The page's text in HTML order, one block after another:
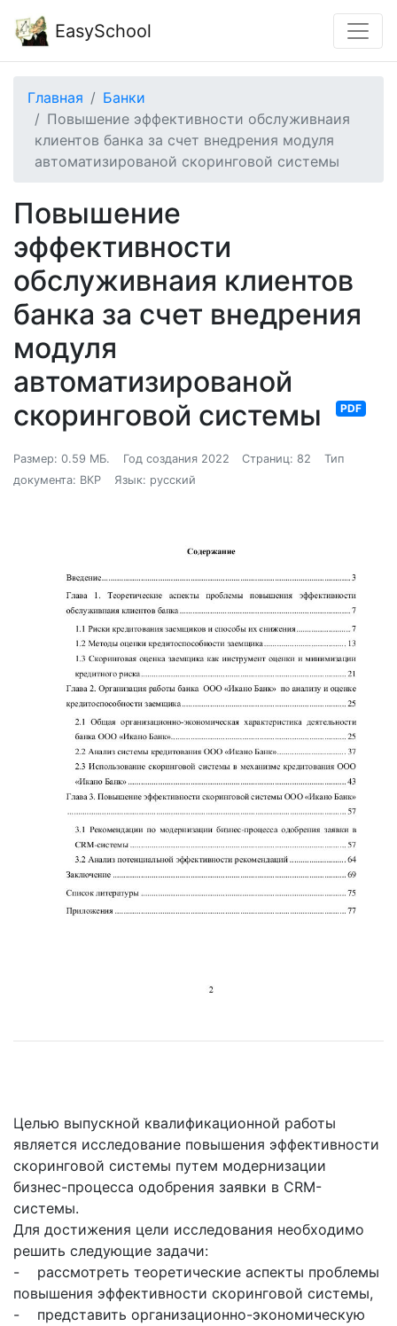
EasySchool
Главная
Банки
Повышение эффективности обслуживнаия
клиентов банка за счет внедрения модуля
автоматизированой скоринговой системы
Повышение
эффективности
обслуживнаия клиентов
банка за счет внедрения
модуля
автоматизированой
скоринговой системы
PDF
Размер: 0.59 МБ. Год создания 2022 Страниц: 82
Тип
документа: ВКР
Язык: русский
Целью выпускной квалификационной работы
является исследование повышения эффективности
скоринговой системы путем модернизации
бизнес-процесса одобрения заявки в CRM-
системы.
Для достижения цели исследования необходимо
решить следующие задачи:
- рассмотреть теоретические аспекты проблемы
повышения эффективности скоринговой системы,
- представить организационно-экономическую